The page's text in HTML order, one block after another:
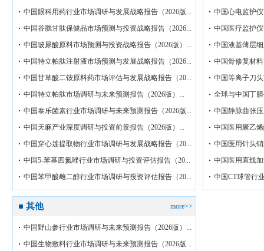
4-甲基-1-戊
中国椰壳活性炭
中国眼科用药行业市场调研与发展战略报告（2026版...
中国谷胱甘肽保健品市场预测与投资战略报告（2026...
中国玻尿酸原料市场预测与投资战略报告（2026版）...
中国特立帕肽注射液市场预测与发展战略报告（2026...
中国甘草酸二铵原料药市场评估与发展战略报告（20...
中国特立帕肽市场调研与未来预测报告（2026版）...
中国泰乐菌素行业市场调研与未来预测报告（2026版...
中国天麻产业深度调研与投资前景报告（2026版）...
中国穿心莲提取物行业市场调研与发展战略报告（20...
中国5-苯基四氮唑行业市场调研与投资评估报告（20...
中国苯甲酸雌二醇行业市场调研与投资评估报告（20...
中国心电监护
中国医疗监护
中国液基薄层
（202...
中国骨修复材
中国等离子刀
全球与中国丁
中国静脉曲张
中国医用聚乙
中国医用针头
中国医用直线
中国CT球管行
more>>
其他
中国野山参行业市场调研与未来预测报告（2026版）...
中国生物敷料行业市场调研与未来预测报告（2026版...